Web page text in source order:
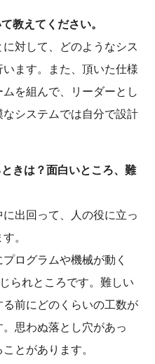
教えてください。
対して、どのようなシス
ます。また、頂いた仕様
を組んで、リーダーとし
システムでは自分で設計
きは？面白いところ、難
出回って、人の役に立っ
。
ログラムや機械が動く
られところです。難しい
前にどのくらいの工数が
思わぬ落とし穴があっ
とがあります。